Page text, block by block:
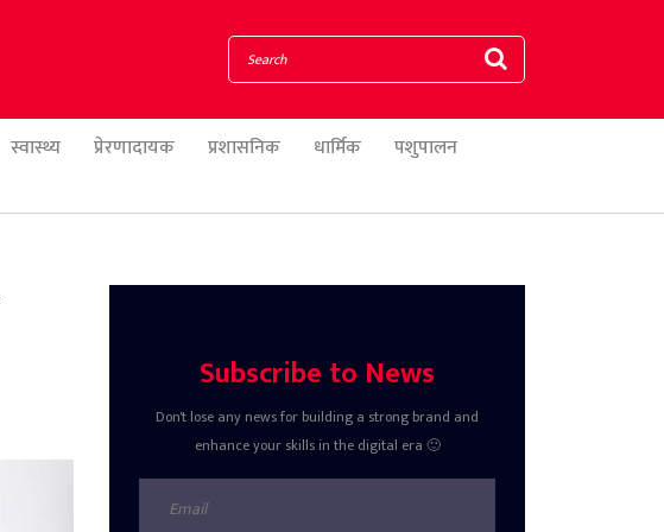
स्वास्थ्य प्रेरणादायक प्रशासनिक धार्मिक
पशुपालन
Subscribe to News
Don't lose any news for building a strong brand and
enhance your skills in the digital era 🙂